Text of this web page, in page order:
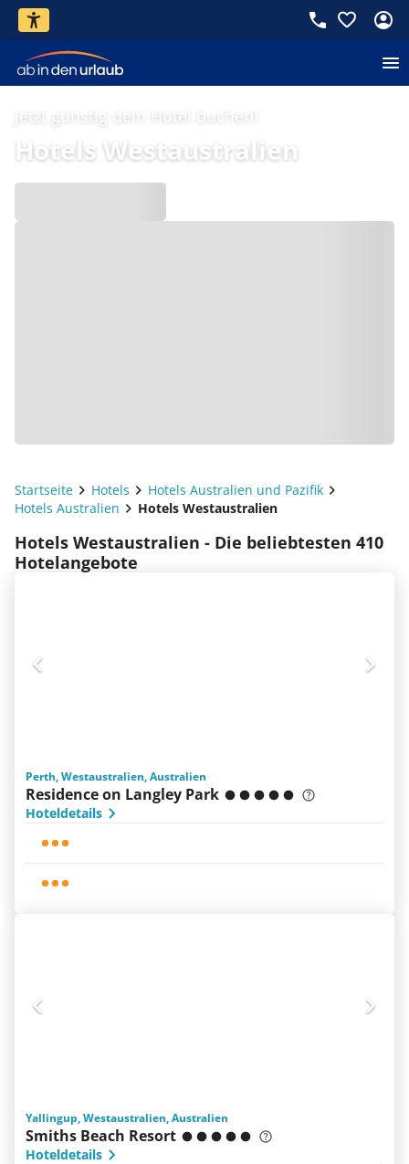
Jetzt günstig dein Hotel buchen!
Hotels Westaustralien
Startseite Hotels
Hotels Australien und Pazifik
Hotels Australien
Hotels Westaustralien
Hotels Westaustralien - Die beliebtesten 410
Hotelangebote
Perth, Westaustralien, Australien
Residence on Langley Park
Hoteldetails
Yallingup, Westaustralien, Australien
Smiths Beach Resort
Hoteldetails